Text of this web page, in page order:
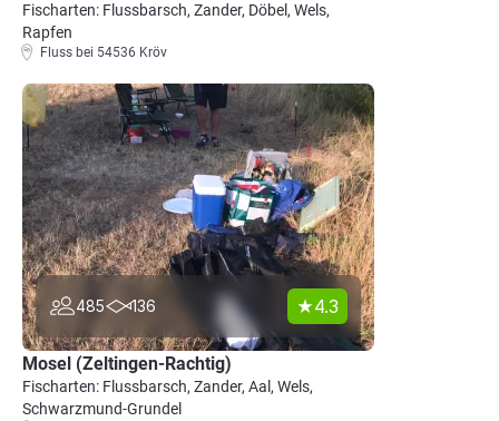
Fischarten: Flussbarsch, Zander, Döbel, Wels,
Rapfen
Fluss bei 54536 Kröv
485 136 4.3
Mosel (Zeltingen-Rachtig)
Fischarten: Flussbarsch, Zander, Aal, Wels,
Schwarzmund-Grundel